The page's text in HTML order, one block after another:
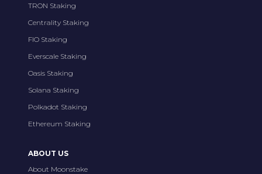
TRON Staking
Centrality Staking
FIO Staking
Everscale Staking
Oasis Staking
Solana Staking
Polkadot Staking
Ethereum Staking
ABOUT US
About Moonstake